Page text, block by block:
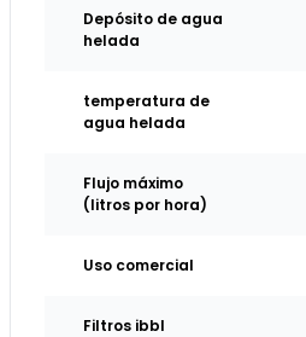
Depósito de agua
helada
temperatura de
agua helada
Flujo máximo
(litros por hora)
Uso comercial
Filtros ibbl